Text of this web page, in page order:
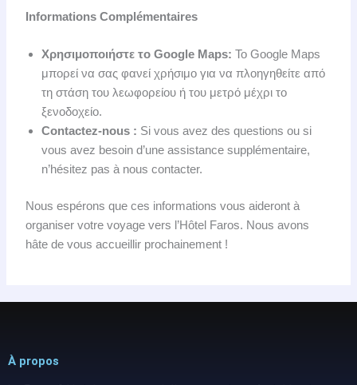
Informations Complémentaires
Χρησιμοποιήστε το Google Maps: Το Google Maps
μπορεί να σας φανεί χρήσιμο για να πλοηγηθείτε από
τη στάση του λεωφορείου ή του μετρό μέχρι το
ξενοδοχείο.
Contactez-nous : Si vous avez des questions ou si
vous avez besoin d’une assistance supplémentaire,
n’hésitez pas à nous contacter.
Nous espérons que ces informations vous aideront à
organiser votre voyage vers l’Hôtel Faros. Nous avons
hâte de vous accueillir prochainement !
À propos